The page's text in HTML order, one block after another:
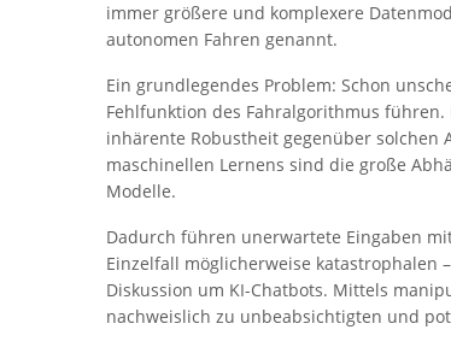
immer größere und komplexere
autonomen Fahren genannt.
Ein grundlegendes Problem: Schon
Fehlfunktion des Fahralgorithmus
inhärente Robustheit gegenüber solchen
maschinellen Lernens sind die große
Modelle.
Dadurch führen unerwartete Eingaben
Einzelfall möglicherweise katastrophalen
Diskussion um KI-Chatbots. Mittels
nachweislich zu unbeabsichtigten und